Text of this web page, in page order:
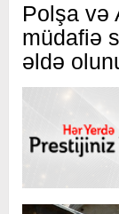
Polşa və
müdafiə
əldə